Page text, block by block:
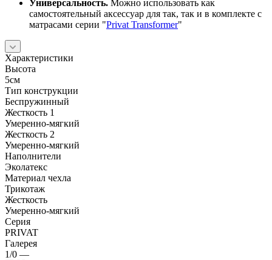
Универсальность. Можно использовать как
самостоятельный аксессуар для так, так и в комплекте с
матрасами серии "Privat Transformer"
Характеристики
Высота
5см
Тип конструкции
Беспружинный
Жесткость 1
Умеренно-мягкий
Жесткость 2
Умеренно-мягкий
Наполнители
Эколатекс
Материал чехла
Трикотаж
Жесткость
Умеренно-мягкий
Серия
PRIVAT
Галерея
1/0 —